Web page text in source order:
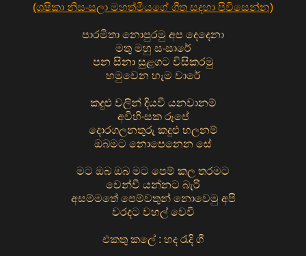
(ශෂිකා නිසංසලා මහත්මියගේ ගීත සදහා පිවිසෙන්න)
පාරමිතා නොපුරමු අප දෙදෙනා
මතු මහු සංසාරේ
පන සිනා සුළගට විසිකරමු
හමුවෙන හැම වාරේ
කදුළු වලින් දියවී යනවානම්
අවිහිංසක රූපේ
දොරගලනතුරු කදුළු හලනම්
ඔබමට නොපෙනෙන සේ
මට ඔබ ඔබ මට පෙම් කල තරමට
වෙන්වී යන්නට බැරි
අසම්මතේ පෙම්වතුන් නොවෙමු අපි
වරදට වහල් වෙවී
එකතු කලේ : හද රැදි ගී